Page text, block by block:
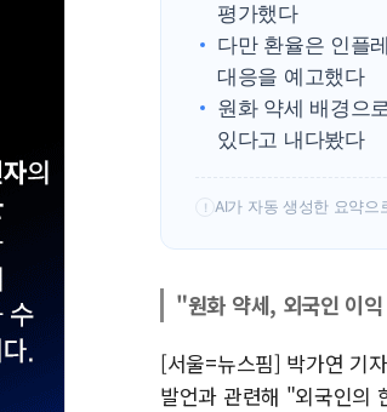
평가했다
다만 환율은 인플
대응을 예고했다
원화 약세 배경으
있다고 내다봤다
! AI가 자동 생성한 요약으
"원화 약세, 외국인 이
[서울=뉴스핌] 박가연 기
발언과 관련해 "외국인의